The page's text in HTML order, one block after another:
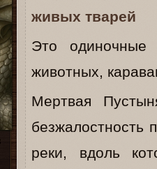
живых тварей
Это одиночные
животных,
Мертвая
безжалостность
реки, вдоль